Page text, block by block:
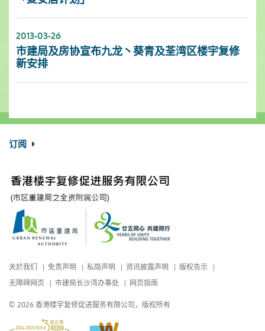
2013-03-26
市建局及房协宣布九龙丶葵青及荃湾区楼宇复修
新安排
订阅
关於我们 免责声明 私隐声明 资讯披露声明
版权告示
无障碍网页
市建局长沙湾办事处 网页指南
© 2026 香港楼宇复修促进服务有限公司，版权所有